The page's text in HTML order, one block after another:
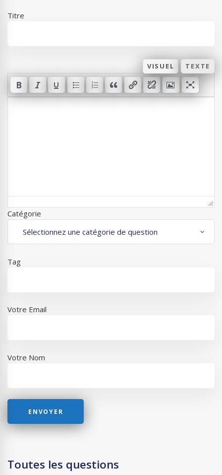
Titre
VISUEL TEXTE
Catégorie
Tag
Votre Email
Votre Nom
Toutes les questions